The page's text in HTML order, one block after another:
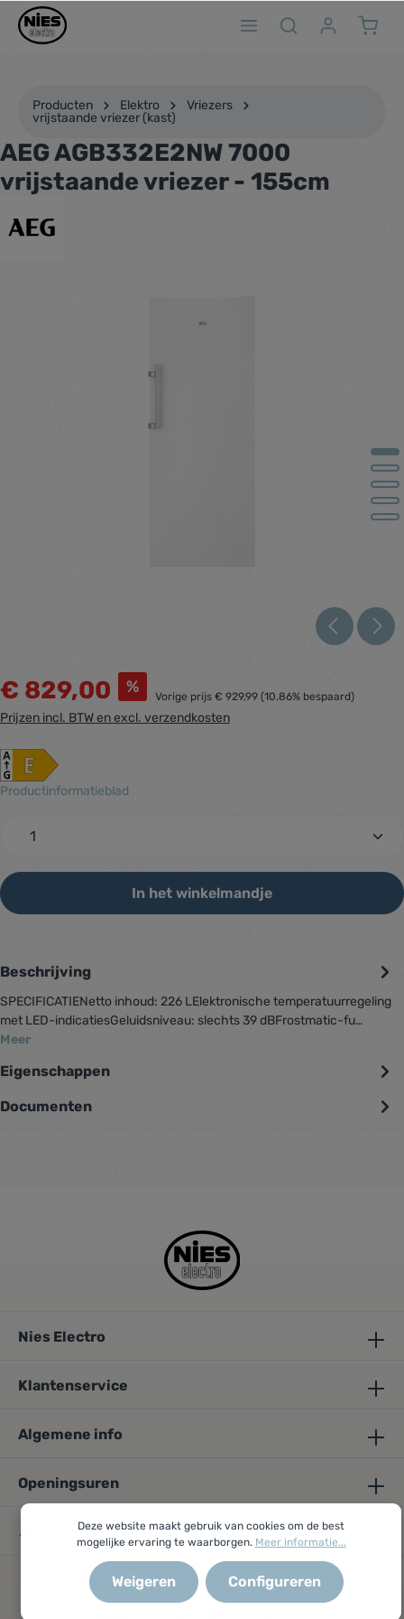
Producten Elektro
Vriezers
vrijstaande vriezer (kast)
AEG AGB332E2NW 7000
vrijstaande vriezer - 155cm
€ 829,00 % Vorige prijs € 929,99 (10.86% bespaard)
Prijzen incl. BTW en excl. verzendkosten
Productinformatieblad
In het winkelmandje
Beschrijving
SPECIFICATIENetto inhoud: 226 LElektronische temperatuurregeling
met LED-indicatiesGeluidsniveau: slechts 39 dBFrostmatic-fu…
Meer
Eigenschappen
Documenten
Nies Electro
Klantenservice
Algemene info
Openingsuren
* Alle prijzen zijn incl. Recupel-bijdrage en btw
Deze website maakt gebruik van cookies om de best
mogelijke ervaring te waarborgen. Meer informatie...
Weigeren Configureren